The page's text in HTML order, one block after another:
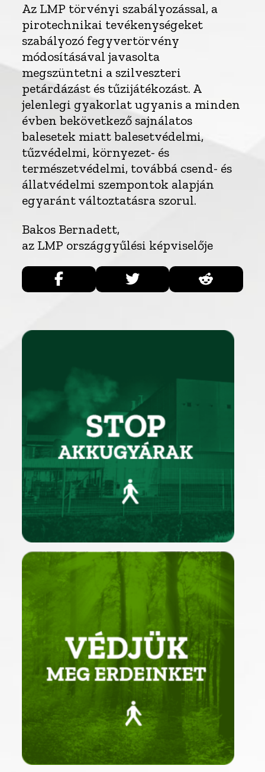
Az LMP törvényi szabályozással, a
pirotechnikai tevékenységeket
szabályozó fegyvertörvény
módosításával javasolta
megszüntetni a szilveszteri
petárdázást és tűzijátékozást. A
jelenlegi gyakorlat ugyanis a minden
évben bekövetkező sajnálatos
balesetek miatt balesetvédelmi,
tűzvédelmi, környezet- és
természetvédelmi, továbbá csend- és
állatvédelmi szempontok alapján
egyaránt változtatásra szorul.
Bakos Bernadett,
az LMP országgyűlési képviselője